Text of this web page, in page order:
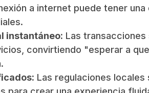
a internet puede tener
instantáneo: Las transacciones
convirtiendo "esperar a
Las regulaciones